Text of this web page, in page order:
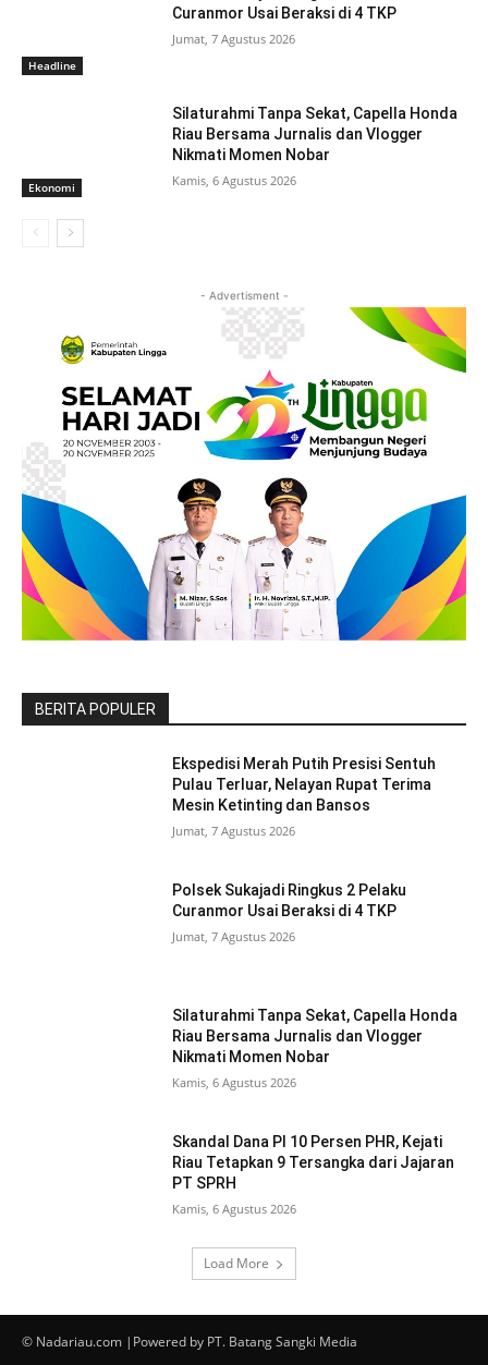
Headline
Curanmor Usai Beraksi di 4 TKP
Jumat, 7 Agustus 2026
Ekonomi
Silaturahmi Tanpa Sekat, Capella Honda
Riau Bersama Jurnalis dan Vlogger
Nikmati Momen Nobar
Kamis, 6 Agustus 2026
- Advertisment -
BERITA POPULER
Ekspedisi Merah Putih Presisi Sentuh
Pulau Terluar, Nelayan Rupat Terima
Mesin Ketinting dan Bansos
Jumat, 7 Agustus 2026
Polsek Sukajadi Ringkus 2 Pelaku
Curanmor Usai Beraksi di 4 TKP
Jumat, 7 Agustus 2026
Silaturahmi Tanpa Sekat, Capella Honda
Riau Bersama Jurnalis dan Vlogger
Nikmati Momen Nobar
Kamis, 6 Agustus 2026
Skandal Dana PI 10 Persen PHR, Kejati
Riau Tetapkan 9 Tersangka dari Jajaran
PT SPRH
Kamis, 6 Agustus 2026
Load More
© Nadariau.com |Powered by PT. Batang Sangki Media